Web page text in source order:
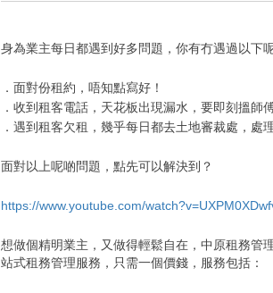
身為業主每日都遇到好多問題，你有冇遇過以下
．面對份租約，唔知點寫好！
．收到租客電話，天花板出現漏水，要即刻搵師
．遇到租客欠租，幾乎每日都去土地審裁處，處
面對以上呢啲問題，點先可以解決到？
https://www.youtube.com/
想做個精明業主，又做得輕鬆自在，中原租務管
站式租務管理服務，只需一個價錢，服務包括：